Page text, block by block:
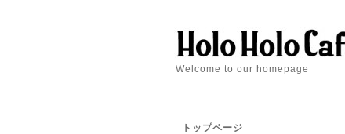
Welcome to our homepage
トップページ